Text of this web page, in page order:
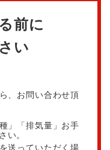
前に
い
、お問い合わせ頂
」「排気量」お手
い。
送っていただく場